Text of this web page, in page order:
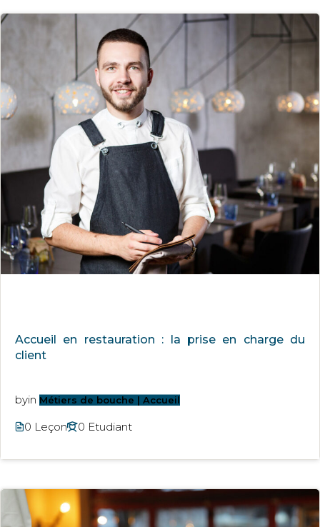
Accueil en restauration : la prise en charge du
client
byin Métiers de bouche | Accueil
0 Leçon 0 Etudiant